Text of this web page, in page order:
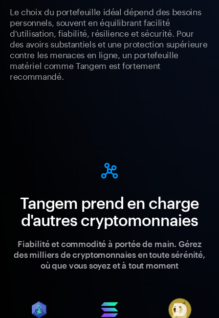
Le choix du portefeuille idéal dépend des besoins
personnels, souvent en équilibrant facilité
d'utilisation, fiabilité, résilience et sécurité. Pour
des avoirs substantiels et une protection supérieure
contre les menaces en ligne, un portefeuille
matériel comme Tangem est fortement
recommandé.
Tangem prend en charge
d'autres cryptomonnaies
Fiabilité et commodité à portée de main. Gérez
des milliers de cryptomonnaies en toute sérénité,
où que vous soyez et à tout moment